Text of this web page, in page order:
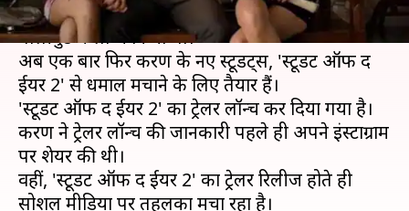
करण जौहर ने साल 2012 में अपने तीन स्टूडेंट्स को
बॉलीवुड में लॉन्च किया था।
अब एक बार फिर करण के नए स्टूडेंट्स, 'स्टूडेंट ऑफ द
ईयर 2' से धमाल मचाने के लिए तैयार हैं।
'स्टूडेंट ऑफ द ईयर 2' का ट्रेलर लॉन्च कर दिया गया है।
करण ने ट्रेलर लॉन्च की जानकारी पहले ही अपने इंस्टाग्राम
पर शेयर की थी।
वहीं, 'स्टूडेंट ऑफ द ईयर 2' का ट्रेलर रिलीज होते ही